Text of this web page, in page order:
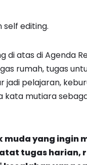
self editing.
atas di Agenda
rumah, tugas
jadi pelajaran,
kata mutiara
yang ingin
tugas harian,